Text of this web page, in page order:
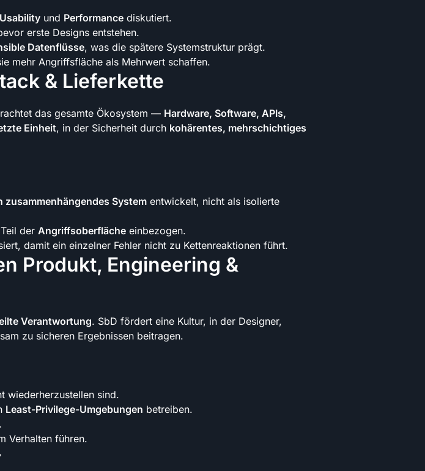
Usability und Performance diskutiert.
erste Designs entstehen.
Datenflüsse, was die spätere Systemstruktur prägt.
mehr Angriffsfläche als Mehrwert schaffen.
& Lieferkette
das gesamte Ökosystem — Hardware, Software, APIs,
Einheit, in der Sicherheit durch kohärentes, mehrschichtiges
zusammenhängendes System entwickelt, nicht als isolierte
der Angriffsoberfläche einbezogen.
damit ein einzelner Fehler nicht zu Kettenreaktionen führt.
Produkt, Engineering &
Verantwortung. SbD fördert eine Kultur, in der Designer,
zu sicheren Ergebnissen beitragen.
wiederherzustellen sind.
Least-Privilege-Umgebungen betreiben.
Verhalten führen.